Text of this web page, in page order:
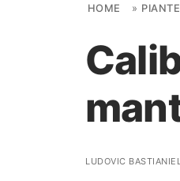
HOME »
LUDOVIC